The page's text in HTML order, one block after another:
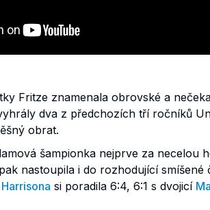
Fritze znamenala obrovské a
dva z předchozích tří ročníků
obrat.
šampionka nejprve za necelou
nastoupila i do rozhodující
si poradila 6:4, 6:1 s dvojicí